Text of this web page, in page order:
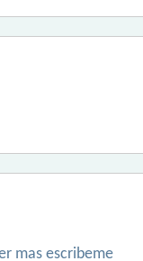
mas escribeme